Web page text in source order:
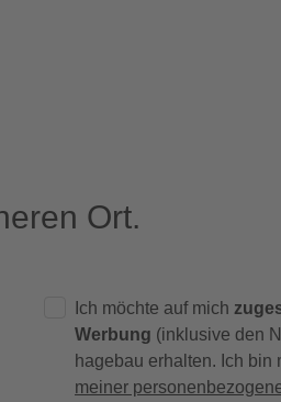
Ort.
Ich möchte auf mich
Werbung (inklusive den
hagebau erhalten. Ich bin
meiner